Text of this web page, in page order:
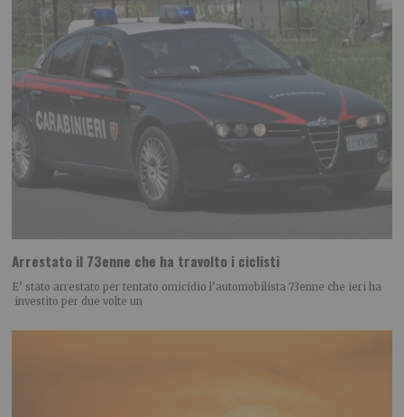
Arrestato il 73enne che ha travolto i ciclisti
E’ stato arrestato per tentato omicidio l’automobilista 73enne che ieri ha
investito per due volte un